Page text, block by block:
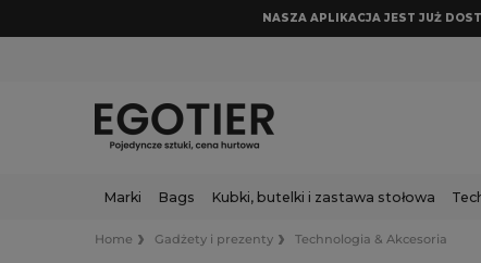
NASZA APLIKACJA JEST JUŻ
Marki Bags Kubki, butelki i zastawa stołowa
Home Gadżety i prezenty Technologia & Akcesoria